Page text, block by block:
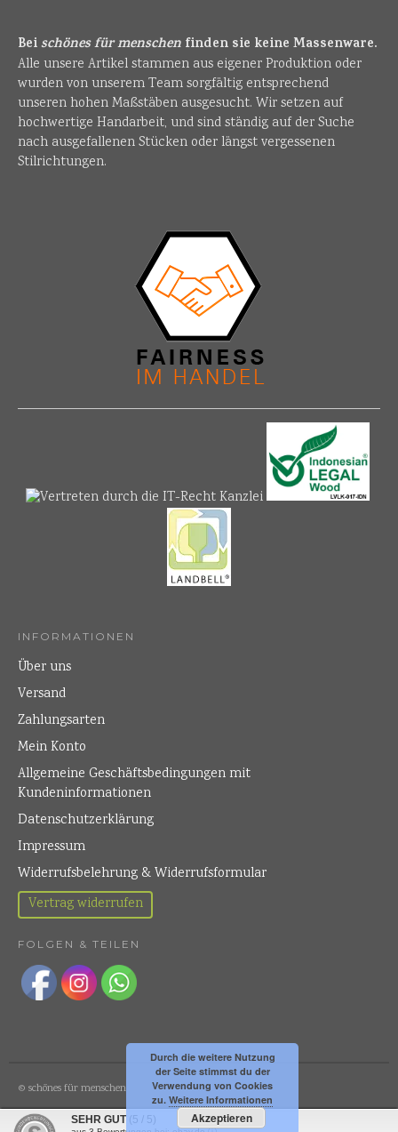
Beischönes für menschen finden sie keine Massenware.
Alle unsere Artikel stammen aus eigener Produktion oder
wurden von unserem Team sorgfältig entsprechend
unseren hohen Maßstäben ausgesucht. Wir setzen auf
hochwertige Handarbeit, und sind ständig auf der Suche
nach ausgefallenen Stücken oder längst vergessenen
Stilrichtungen.
INFORMATIONEN
Über uns
Versand
Zahlungsarten
Mein Konto
Allgemeine Geschäftsbedingungen mit
Kundeninformationen
Datenschutzerklärung
Impressum
Widerrufsbelehrung & Widerrufsformular
Vertrag widerrufen
FOLGEN & TEILEN
© schönes für menschen
Durch die weitere Nutzung
der Seite stimmst du der
Verwendung von Cookies
zu. Weitere Informationen
Akzeptieren
SEHR GUT (5 / 5)